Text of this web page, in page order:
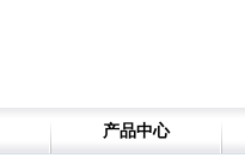
产品中心